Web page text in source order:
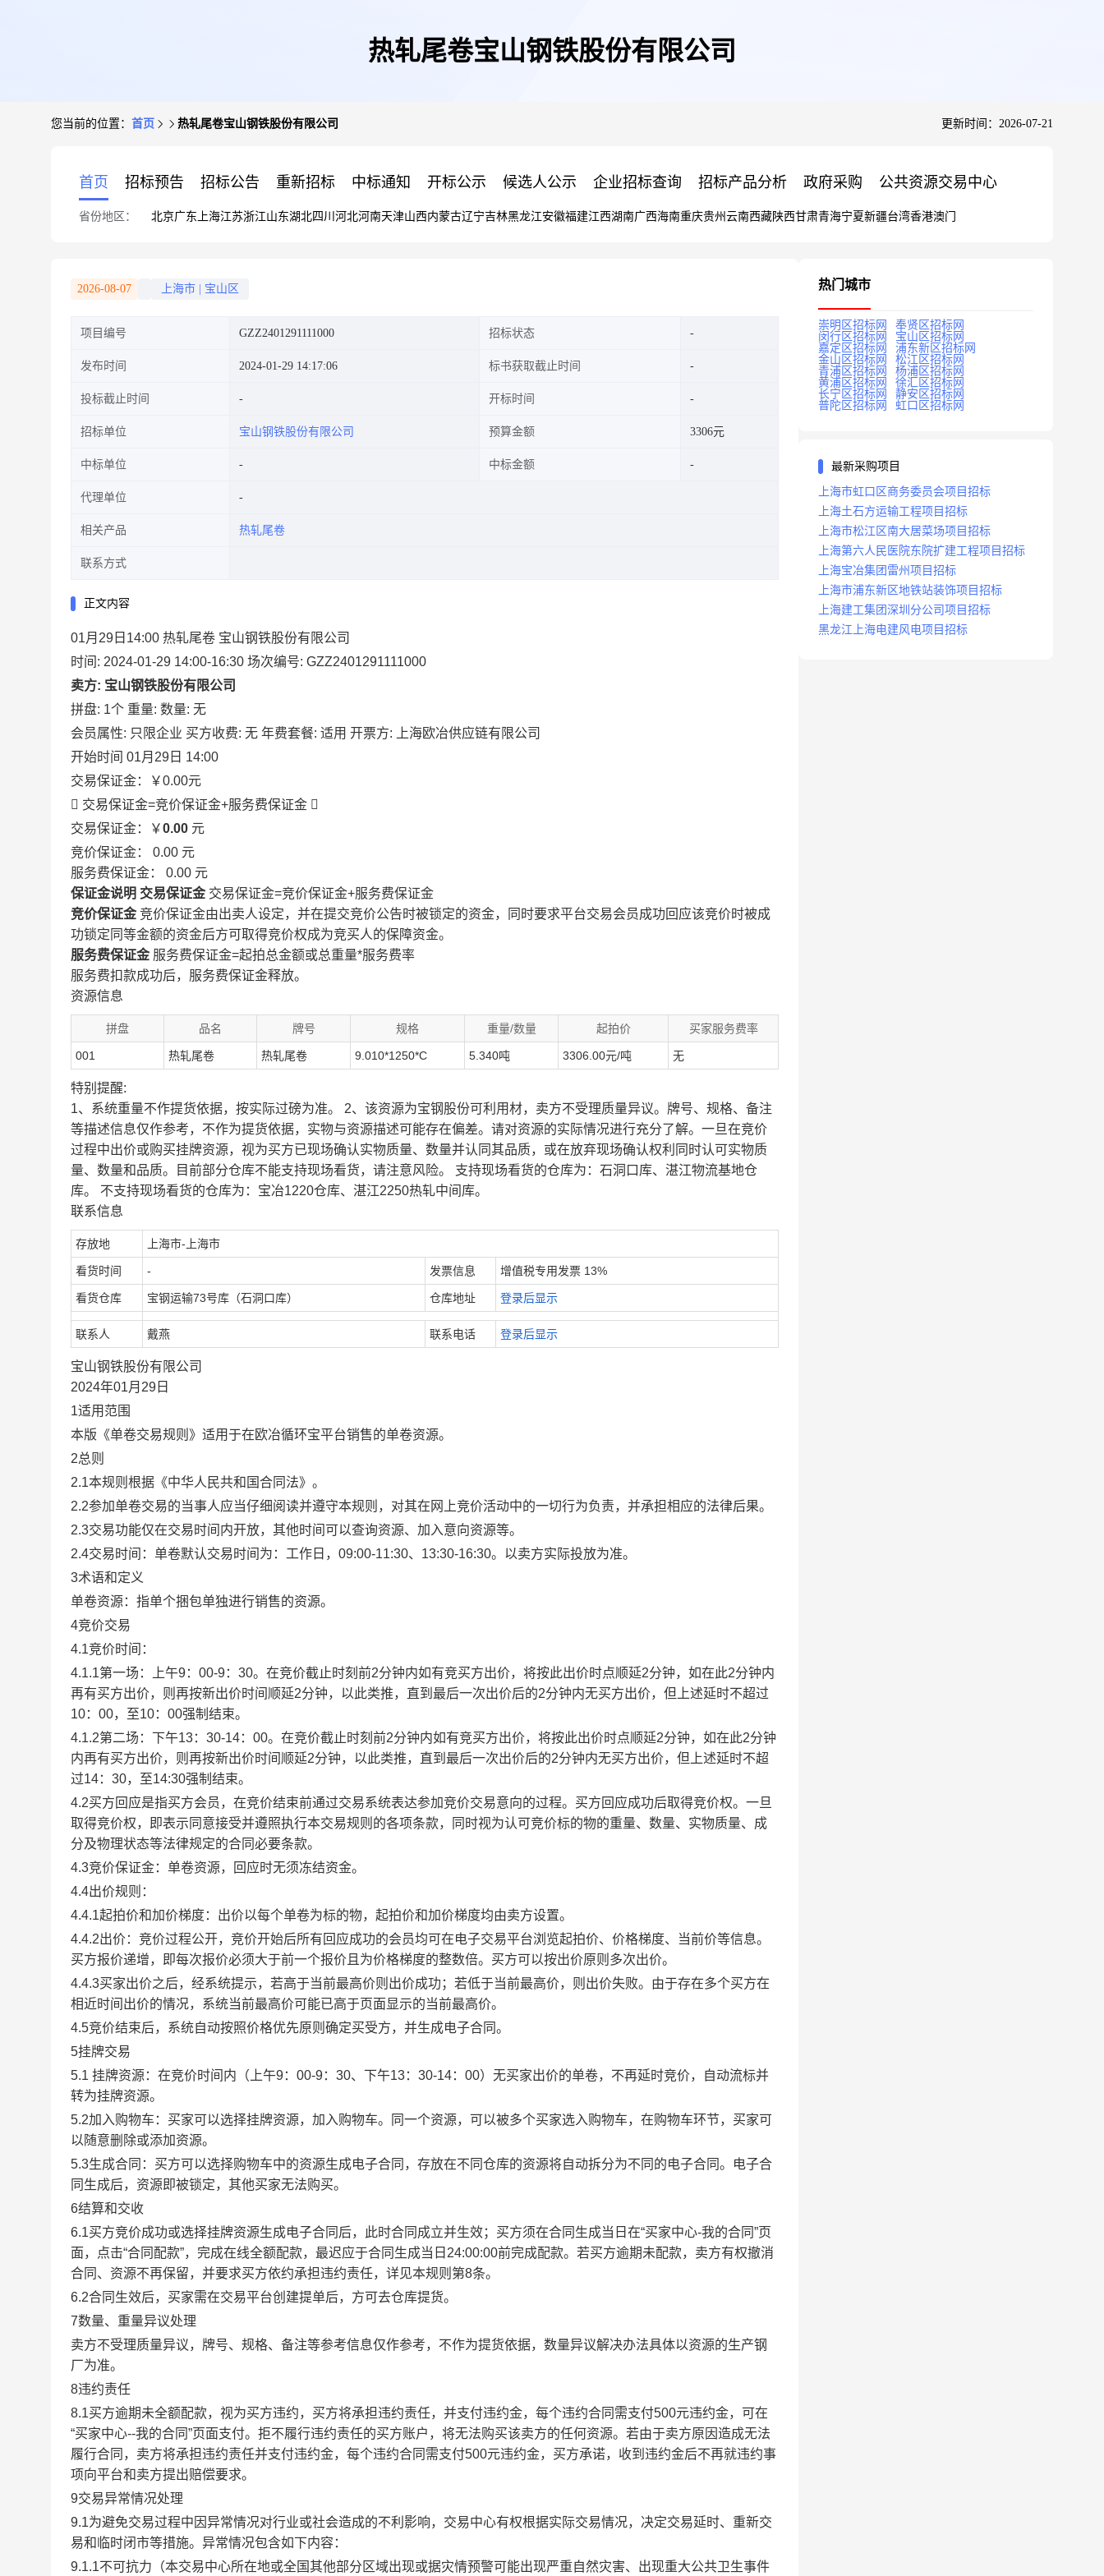
热轧尾卷宝山钢铁股份有限公司
您当前的位置： 首页 热轧尾卷宝山钢铁股份有限公司 更新时间：2026-07-21
首页 招标预告 招标公告 重新招标 中标通知 开标公示 候选人公示 企业招标查询 招标产品分析 政府采购 公共资源交易中心
省份地区： 北京广东 上海江苏浙江山东湖北四川 河北河南天津山西内蒙古辽宁吉林黑龙江安徽福建江西湖南广西海南重庆贵州 云南西藏陕西甘肃青海宁夏新疆台湾香港澳门
2026-08-07 上海市 宝山区
项目编号 GZZ2401291111000 招标状态
发布时间 2024-01-29 14:17:06 标书获取截止时间
投标截止时间 开标时间
招标单位 宝山钢铁股份有限公司 预算金额 3306元
中标单位 中标金额
代理单位
相关产品 热轧尾卷
联系方式
正文内容
01月29日14:00 热轧尾卷 宝山钢铁股份有限公司
时间: 2024-01-29 14:00-16:30 场次编号: GZZ2401291111000
卖方: 宝山钢铁股份有限公司
拼盘: 1个 重量: 数量: 无
会员属性: 只限企业 买方收费: 无 年费套餐: 适用 开票方: 上海欧冶供应链有限公司
开始时间 01月29日 14:00
交易保证金：
￥0.00元
 交易保证金=竞价保证金+服务费保证金 
交易保证金：￥0.00 元
竞价保证金： 0.00 元
服务费保证金： 0.00 元
保证金说明 交易保证金 交易保证金=竞价保证金+服务费保证金
竞价保证金 竞价保证金由出卖人设定，并在提交竞价公告时被锁定的资金，同时要求平台交易会员成功回应该竞价时被成
功锁定同等金额的资金后方可取得竞价权成为竞买人的保障资金。
服务费保证金 服务费保证金=起拍总金额或总重量*服务费率
服务费扣款成功后，服务费保证金释放。
资源信息
拼盘 品名 牌号 规格 重量/数量 起拍价 买家服务费率
001 热轧尾卷 热轧尾卷 9.010*1250*C 5.340吨 3306.00元/吨 无
特别提醒:
1、系统重量不作提货依据，按实际过磅为准。 2、该资源为宝钢股份可利用材，卖方不受理质量异议。牌号、规格、备注
等描述信息仅作参考，不作为提货依据，实物与资源描述可能存在偏差。请对资源的实际情况进行充分了解。一旦在竞价
过程中出价或购买挂牌资源，视为买方已现场确认实物质量、数量并认同其品质，或在放弃现场确认权利同时认可实物质
量、数量和品质。目前部分仓库不能支持现场看货，请注意风险。 支持现场看货的仓库为：石洞口库、湛江物流基地仓
库。 不支持现场看货的仓库为：宝冶1220仓库、湛江2250热轧中间库。
联系信息
存放地 上海市-上海市
看货时间 - 发票信息 增值税专用发票 13%
看货仓库 宝钢运输73号库（石洞口库） 仓库地址 登录后显示
联系人 戴燕 联系电话 登录后显示
宝山钢铁股份有限公司
2024年01月29日
1适用范围
本版《单卷交易规则》适用于在欧冶循环宝平台销售的单卷资源。
2总则
2.1本规则根据《中华人民共和国合同法》。
2.2参加单卷交易的当事人应当仔细阅读并遵守本规则，对其在网上竞价活动中的一切行为负责，并承担相应的法律后果。
2.3交易功能仅在交易时间内开放，其他时间可以查询资源、加入意向资源等。
2.4交易时间：单卷默认交易时间为：工作日，09:00-11:30、13:30-16:30。以卖方实际投放为准。
3术语和定义
单卷资源：指单个捆包单独进行销售的资源。
4竞价交易
4.1竞价时间：
4.1.1第一场：上午9：00-9：30。在竞价截止时刻前2分钟内如有竞买方出价，将按此出价时点顺延2分钟，如在此2分钟内
再有买方出价，则再按新出价时间顺延2分钟，以此类推，直到最后一次出价后的2分钟内无买方出价，但上述延时不超过
10：00，至10：00强制结束。
4.1.2第二场：下午13：30-14：00。在竞价截止时刻前2分钟内如有竞买方出价，将按此出价时点顺延2分钟，如在此2分钟
内再有买方出价，则再按新出价时间顺延2分钟，以此类推，直到最后一次出价后的2分钟内无买方出价，但上述延时不超
过14：30，至14:30强制结束。
4.2买方回应是指买方会员，在竞价结束前通过交易系统表达参加竞价交易意向的过程。买方回应成功后取得竞价权。一旦
取得竞价权，即表示同意接受并遵照执行本交易规则的各项条款，同时视为认可竞价标的物的重量、数量、实物质量、成
分及物理状态等法律规定的合同必要条款。
4.3竞价保证金：单卷资源，回应时无须冻结资金。
4.4出价规则：
4.4.1起拍价和加价梯度：出价以每个单卷为标的物，起拍价和加价梯度均由卖方设置。
4.4.2出价：竞价过程公开，竞价开始后所有回应成功的会员均可在电子交易平台浏览起拍价、价格梯度、当前价等信息。
买方报价递增，即每次报价必须大于前一个报价且为价格梯度的整数倍。买方可以按出价原则多次出价。
4.4.3买家出价之后，经系统提示，若高于当前最高价则出价成功；若低于当前最高价，则出价失败。由于存在多个买方在
相近时间出价的情况，系统当前最高价可能已高于页面显示的当前最高价。
4.5竞价结束后，系统自动按照价格优先原则确定买受方，并生成电子合同。
5挂牌交易
5.1 挂牌资源：在竞价时间内（上午9：00-9：30、下午13：30-14：00）无买家出价的单卷，不再延时竞价，自动流标并
转为挂牌资源。
5.2加入购物车：买家可以选择挂牌资源，加入购物车。同一个资源，可以被多个买家选入购物车，在购物车环节，买家可
以随意删除或添加资源。
5.3生成合同：买方可以选择购物车中的资源生成电子合同，存放在不同仓库的资源将自动拆分为不同的电子合同。电子合
同生成后，资源即被锁定，其他买家无法购买。
6结算和交收
6.1买方竞价成功或选择挂牌资源生成电子合同后，此时合同成立并生效；买方须在合同生成当日在“买家中心-我的合同”页
面，点击“合同配款”，完成在线全额配款，最迟应于合同生成当日24:00:00前完成配款。若买方逾期未配款，卖方有权撤消
合同、资源不再保留，并要求买方依约承担违约责任，详见本规则第8条。
6.2合同生效后，买家需在交易平台创建提单后，方可去仓库提货。
7数量、重量异议处理
卖方不受理质量异议，牌号、规格、备注等参考信息仅作参考，不作为提货依据，数量异议解决办法具体以资源的生产钢
厂为准。
8违约责任
8.1买方逾期未全额配款，视为买方违约，买方将承担违约责任，并支付违约金，每个违约合同需支付500元违约金，可在
“买家中心--我的合同”页面支付。拒不履行违约责任的买方账户，将无法购买该卖方的任何资源。若由于卖方原因造成无法
履行合同，卖方将承担违约责任并支付违约金，每个违约合同需支付500元违约金，买方承诺，收到违约金后不再就违约事
项向平台和卖方提出赔偿要求。
9交易异常情况处理
9.1为避免交易过程中因异常情况对行业或社会造成的不利影响，交易中心有权根据实际交易情况，决定交易延时、重新交
易和临时闭市等措施。异常情况包含如下内容：
9.1.1不可抗力（本交易中心所在地或全国其他部分区域出现或据灾情预警可能出现严重自然灾害、出现重大公共卫生事件
热门城市
崇明区招标网
奉贤区招标网
闵行区招标网
宝山区招标网
嘉定区招标网
浦东新区招标网
金山区招标网
松江区招标网
青浦区招标网
杨浦区招标网
黄浦区招标网
徐汇区招标网
长宁区招标网
静安区招标网
普陀区招标网
虹口区招标网
最新采购项目
上海市虹口区商务委员会项目招标
上海土石方运输工程项目招标
上海市松江区南大居菜场项目招标
上海第六人民医院东院扩建工程项目招标
上海宝冶集团雷州项目招标
上海市浦东新区地铁站装饰项目招标
上海建工集团深圳分公司项目招标
黑龙江上海电建风电项目招标